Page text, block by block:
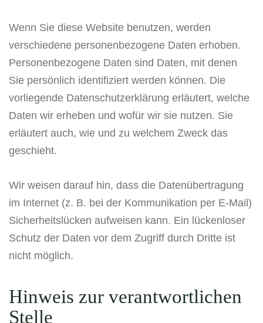
Wenn Sie diese Website benutzen, werden
verschiedene personenbezogene Daten erhoben.
Personenbezogene Daten sind Daten, mit denen
Sie persönlich identifiziert werden können. Die
vorliegende Datenschutzerklärung erläutert, welche
Daten wir erheben und wofür wir sie nutzen. Sie
erläutert auch, wie und zu welchem Zweck das
geschieht.
Wir weisen darauf hin, dass die Datenübertragung
im Internet (z. B. bei der Kommunikation per E-Mail)
Sicherheitslücken aufweisen kann. Ein lückenloser
Schutz der Daten vor dem Zugriff durch Dritte ist
nicht möglich.
Hinweis zur verantwortlichen
Stelle